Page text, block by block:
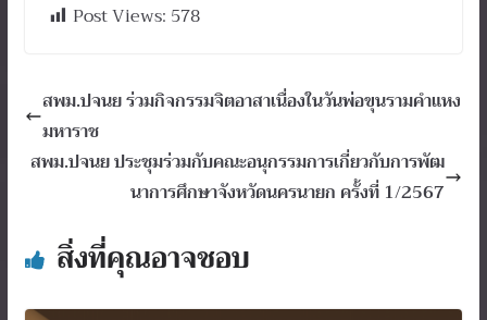
Post Views: 578
สพม.ปจนย ร่วมกิจกรรมจิตอาสาเนื่องในวันพ่อขุนรามคำแหง
มหาราช
สพม.ปจนย ประชุมร่วมกับคณะอนุกรรมการเกี่ยวกับการพัฒ
นาการศึกษาจังหวัดนครนายก ครั้งที่ 1/2567
สิ่งที่คุณอาจชอบ